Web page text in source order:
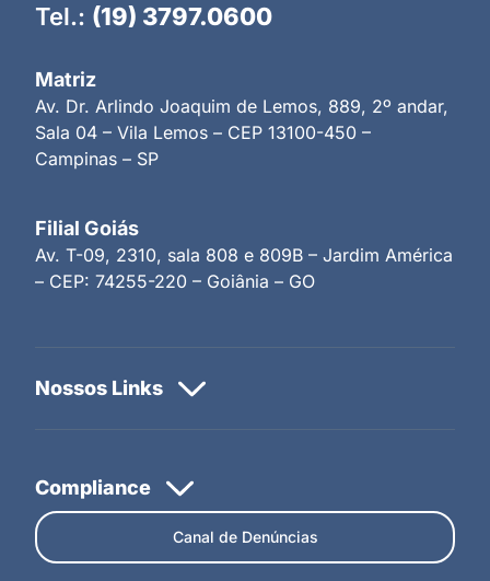
Tel.: (19) 3797.0600
Matriz
Av. Dr. Arlindo Joaquim de Lemos, 889, 2º andar,
Sala 04 – Vila Lemos – CEP 13100-450 –
Campinas – SP
Filial Goiás
Av. T-09, 2310, sala 808 e 809B – Jardim América
– CEP: 74255-220 – Goiânia – GO
Canal de Denúncias